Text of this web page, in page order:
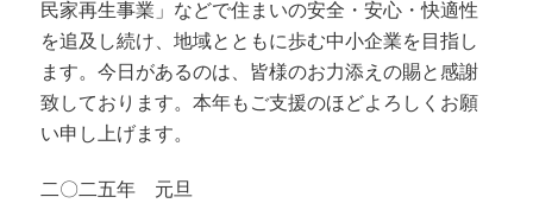
民家再生事業」などで住まいの安全・安心・快適性
を追及し続け、地域とともに歩む中小企業を目指し
ます。今日があるのは、皆様のお力添えの賜と感謝
致しております。本年もご支援のほどよろしくお願
い申し上げます。
二〇二五年 元旦